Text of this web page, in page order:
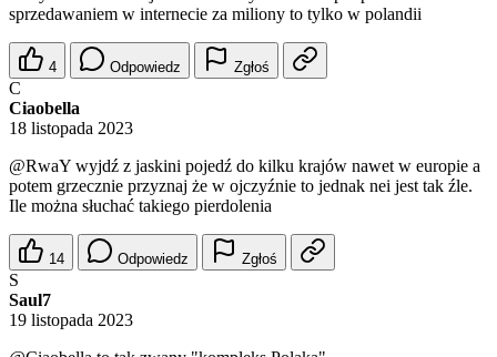
sprzedawaniem w internecie za miliony to tylko w polandii
4 Odpowiedz Zgłoś
C
Ciaobella
18 listopada 2023
@RwaY wyjdź z jaskini pojedź do kilku krajów nawet w europie a
potem grzecznie przyznaj że w ojczyźnie to jednak nei jest tak źle.
Ile można słuchać takiego pierdolenia
14 Odpowiedz Zgłoś
S
Saul7
19 listopada 2023